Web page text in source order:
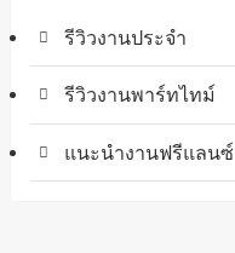
รีวิวงานประจำ
รีวิวงานพาร์ทไทม์
แนะนำงานฟรีแลนซ์